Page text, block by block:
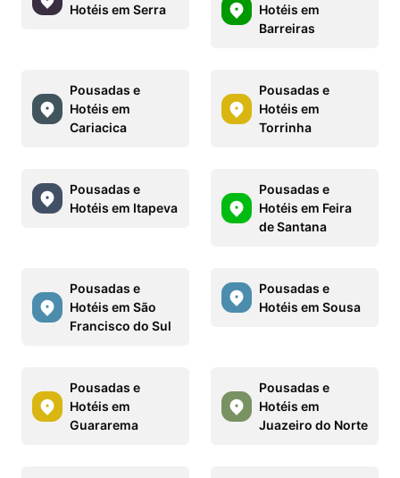
Hotéis em Serra
Hotéis em
Barreiras
Pousadas e
Hotéis em
Cariacica
Pousadas e
Hotéis em
Torrinha
Pousadas e
Hotéis em Itapeva
Pousadas e
Hotéis em Feira
de Santana
Pousadas e
Hotéis em São
Francisco do Sul
Pousadas e
Hotéis em Sousa
Pousadas e
Hotéis em
Guararema
Pousadas e
Hotéis em
Juazeiro do Norte